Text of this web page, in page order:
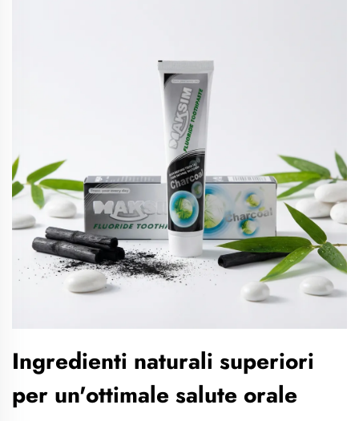
Ingredienti naturali superiori
per un'ottimale salute orale